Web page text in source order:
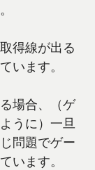
得線が出る
います。
場合、（ゲ
うに）一旦
問題でゲー
います。